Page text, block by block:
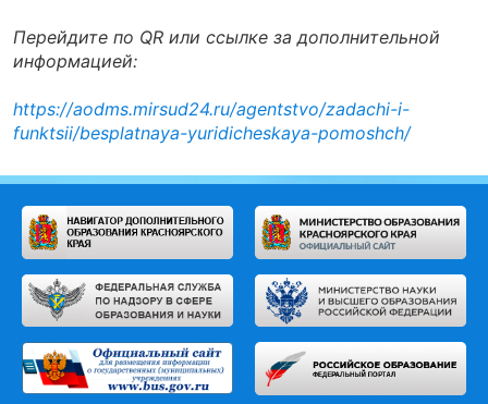
Перейдите по QR или ссылке за дополнительной
информацией:
https://aodms.mirsud24.ru/agentstvo/zadachi-i-
funktsii/besplatnaya-yuridicheskaya-pomoshch/